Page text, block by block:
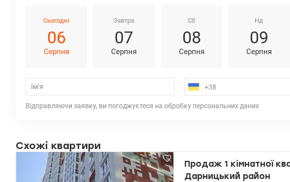
Сьогодні
06
Серпня
Завтра
07
Серпня
Сб
08
Серпня
Нд
09
Серпня
Відправляючи заявку, ви погоджуєтеся на обробку персональних даних
Схожі квартири
Продаж 1 кімнатної
Дарницький район